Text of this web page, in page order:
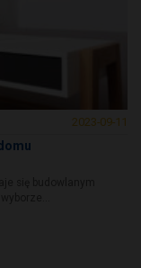
2023-09-11